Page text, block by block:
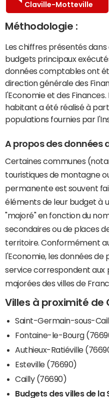
Claville-Motteville
Méthodologie :
Les chiffres présentés
budgets principaux
données comptables ont
direction générale des
l'Economie et des
habitant a été réalisé à
populations fournies par
A propos des données
Certaines communes
touristiques de montagne
permanente est souvent
éléments de leur budget à
"majoré" en fonction du
secondaires ou de places
territoire. Conformément
l'Economie, les données
service correspondent aux
majorées des villes de
Villes à proximité de
Saint-Germain-sous-
Fontaine-le-Bourg
Authieux-Ratiéville
Esteville (76690)
Cailly (76690)
Budgets des villes de la